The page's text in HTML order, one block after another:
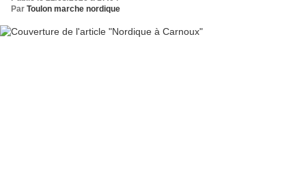
Par Toulon marche nordique